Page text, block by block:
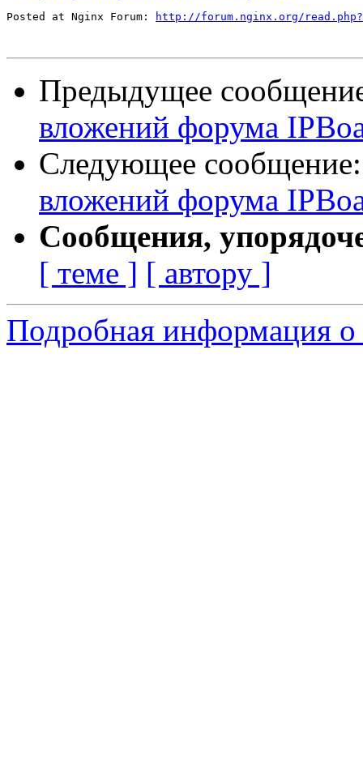
Posted at Nginx Forum:
http://forum.nginx.org/
Предыдущее
вложений форума
Следующее
вложений форума
Сообщения,
[ теме ] [ автору ]
Подробная информация